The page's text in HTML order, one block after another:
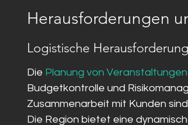
Herausforderungen
Logistische
Die Planung von Veranstaltungen
Budgetkontrolle und
Zusammenarbeit mit Kunden
Die Region bietet eine